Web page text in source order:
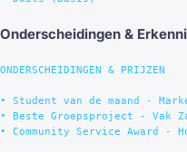
Onderscheidingen &
ONDERSCHEIDINGEN & PRIJZEN
• Student van de maand -
• Beste Groepsproject - Vak